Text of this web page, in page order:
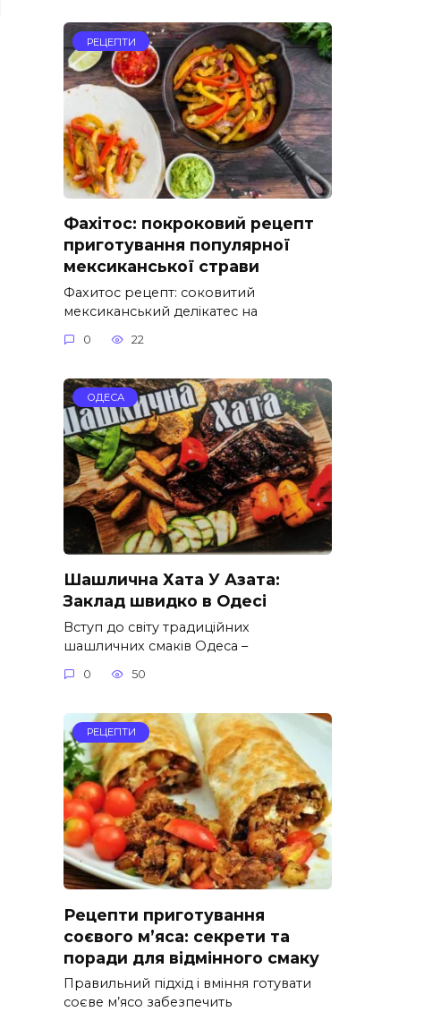
РЕЦЕПТИ
Фахітос: покроковий рецепт
приготування популярної
мексиканської страви
Фахитос рецепт: соковитий
мексиканський делікатес на
0 22
ОДЕСА
Шашлична Хата У Азата:
Заклад швидко в Одесі
Вступ до світу традиційних
шашличних смаків Одеса –
0 50
РЕЦЕПТИ
Рецепти приготування
соєвого м’яса: секрети та
поради для відмінного смаку
Правильний підхід і вміння готувати
соєве м’ясо забезпечить